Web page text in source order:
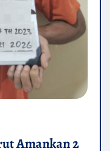
Amankan 2